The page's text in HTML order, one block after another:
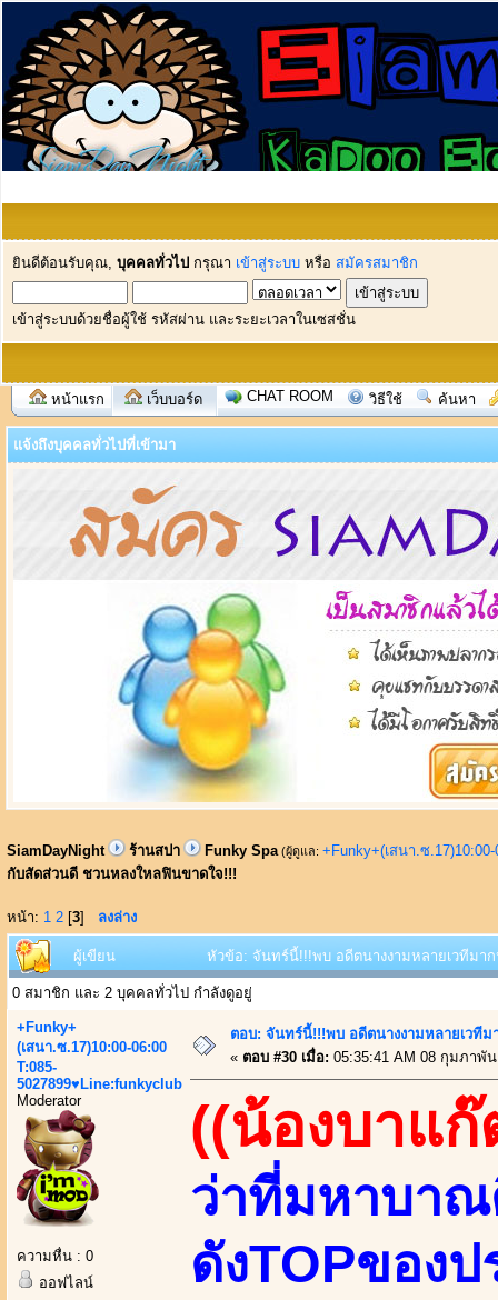
ยินดีต้อนรับคุณ, บุคคลทั่วไป กรุณา เข้าสู่ระบบ หรือ สมัครสมาชิก
เข้าสู่ระบบด้วยชื่อผู้ใช้ รหัสผ่าน และระยะเวลาในเซสชั่น
หน้าแรก เว็บบอร์ด CHAT ROOM วิธีใช้ ค้นหา
แจ้งถึงบุคคลทั่วไปที่เข้ามา
SiamDayNight ร้านสปา Funky Spa (ผู้ดูแล: +Funky+(เสนา.ซ
กับสัดส่วนดี ชวนหลงใหลฟินขาดใจ!!!
หน้า: 1 2 [3] ลงล่าง
ผู้เขียน หัวข้อ: จันทร์นี้!!!พบ อดีตนางงามหลายเวทีมา
0 สมาชิก และ 2 บุคคลทั่วไป กำลังดูอยู่
+Funky+
(เสนา.ซ.17)10:00-06:00
T:085-
5027899♥Line:funkyclub
Moderator
ความหื่น : 0
ออฟไลน์
ตอบ: จันทร์นี้!!!พบ อดีตนางงามหลายเวที
« ตอบ #30 เมื่อ: 05:35:41 AM 08 กุมภาพั
((น้องบาแก๊
ว่าที่มหาบา
ดังTOPของ